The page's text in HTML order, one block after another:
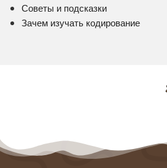
Советы и подсказки
Зачем изучать кодирование